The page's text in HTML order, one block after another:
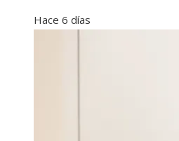
Hace 6 días